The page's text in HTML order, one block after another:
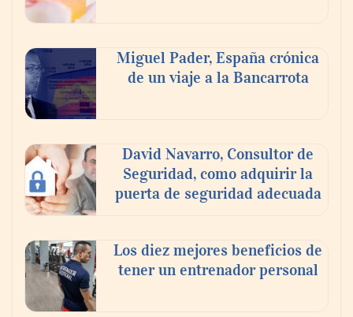
compromiso para el eclipse solar del 12 de
agosto
‘El ransomware se puede vencer. No
Miguel Pader, España crónica
de un viaje a la Bancarrota
David Navarro, Consultor de
Seguridad, como adquirir la
puerta de seguridad adecuada
Los diez mejores beneficios de
tener un entrenador personal